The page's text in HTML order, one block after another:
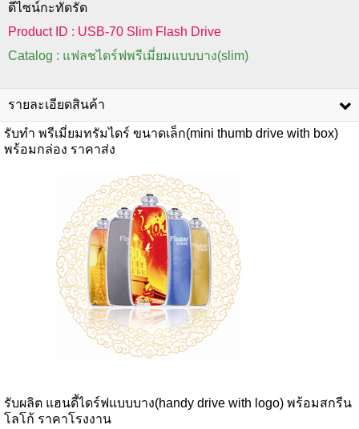
ดีไซน์กะทัดรัด
Product ID : USB-70 Slim Flash Drive
Catalog : แฟลชไดร์ฟพรีเมี่ยมแบบบาง(slim)
รายละเอียดสินค้า
รับทำ พรีเมี่ยมทรัมไดร์ ขนาดเล็ก(mini thumb drive with box)
พร้อมกล่อง ราคาส่ง
รับผลิต แฮนดี้ไดร์ฟแบบบาง(handy drive with logo) พร้อมสกรีน
โลโก้ ราคาโรงงาน